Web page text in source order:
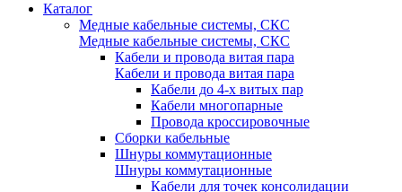
Каталог
Медные кабельные системы, СКС
Медные кабельные системы, СКС
Кабели и провода витая пара
Кабели и провода витая пара
Кабели до 4-х витых пар
Кабели многопарные
Провода кроссировочные
Сборки кабельные
Шнуры коммутационные
Шнуры коммутационные
Кабели для точек консолидации